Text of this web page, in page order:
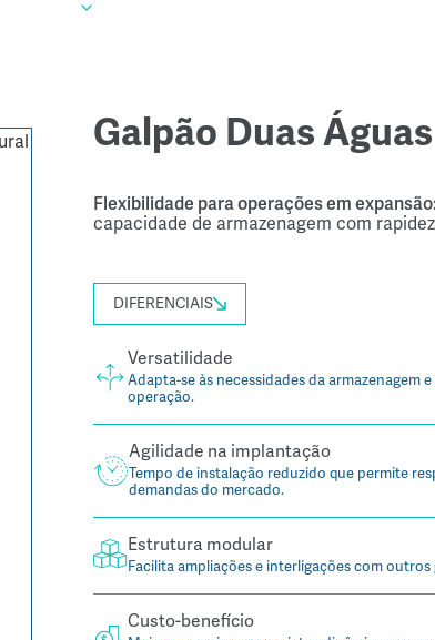
Galpão Duas
Flexibilidade para operações em expansão:
capacidade de armazenagem com
DIFERENCIAIS
Versatilidade
Adapta-se às necessidades da armazenagem
operação.
Agilidade na implantação
Tempo de instalação reduzido que permite
demandas do mercado.
Estrutura modular
Facilita ampliações e interligações com
Custo-benefício